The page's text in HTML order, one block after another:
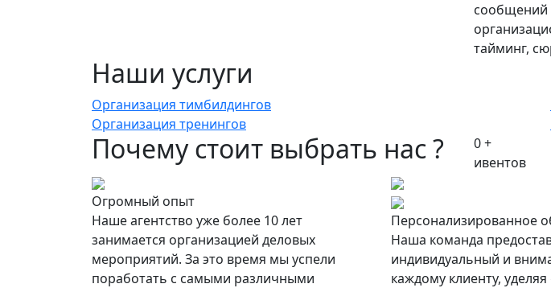
сообщений
тайминг,
Наши услуги
Организация тимбилдингов
Организация тренингов
Почемустоит выбрать нас ? 0+
ивентов
Огромный опыт
Наше агентство уже более 10 лет
занимается организацией деловых
мероприятий. За это время мы успели
поработать с самыми различными
Персонализированное
Наша команда
индивидуальный и
каждому клиенту,